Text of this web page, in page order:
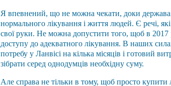
Я впевнений, що не можна чекати, доки держава
нормального лікування і життя людей. Є речі,
свої руки. Не можна допустити того, щоб в 2017
доступу до адекватного лікування. В наших
потребу у Ланвісі на кілька місяців і готовий
зібрати серед однодумців необхідну суму.
Але справа не тільки в тому, щоб просто купити